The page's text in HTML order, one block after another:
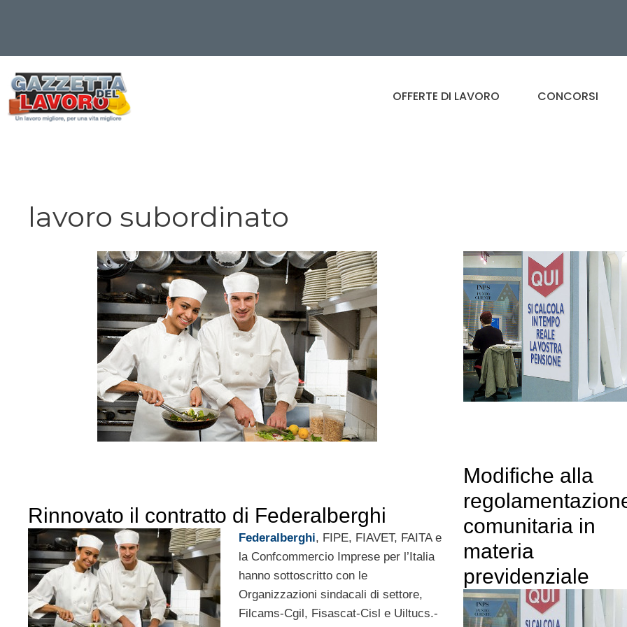
contenuto
OFFERTE DI LAVORO CONCORSI
lavoro subordinato
Rinnovato il contratto di Federalberghi
Federalberghi, FIPE, FIAVET, FAITA e
la Confcommercio Imprese per l’Italia
hanno sottoscritto con le
Organizzazioni sindacali di settore,
Filcams-Cgil, Fisascat-Cisl e Uiltucs.-
Modifiche alla
comunitaria in
materia
previdenziale